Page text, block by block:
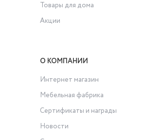
Товары для дома
Акции
О КОМПАНИИ
Интернет магазин
Мебельная фабрика
Сертификаты и награды
Новости